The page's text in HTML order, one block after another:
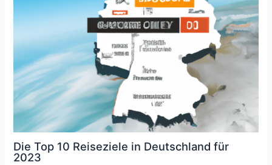
Die Top 10 Reiseziele in Deutschland für
2023